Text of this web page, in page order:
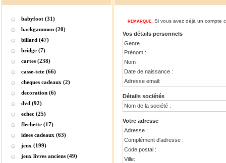
babyfoot (31)
backgammon (20)
billard (47)
bridge (7)
cartes (238)
casse-tete (66)
cheques cadeaux (2)
decoration (6)
dvd (92)
echec (25)
flechette (17)
idees cadeaux (63)
jeux (199)
jeux livres anciens (49)
REMARQUE: Si vous avez déjà un compte
Vos détails personnels
Genre :
Prénom :
Nom :
Date de naissance :
Adresse email:
Détails sociétés
Nom de la société :
Votre adresse
Adresse :
Complément d'adresse :
Code postal :
Ville: